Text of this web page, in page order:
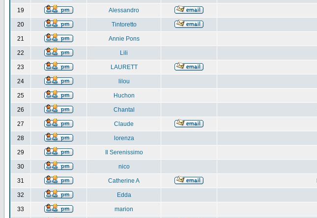
19 Alessandro
20 Tintoretto
21 Annie Pons
22 Lili
23 LAURETT
24 lilou
25 Huchon
26 Chantal
27 Claude
28 lorenza
29 Il Serenissimo
30 nico
31 Catherine A
32 Edda
33 marion